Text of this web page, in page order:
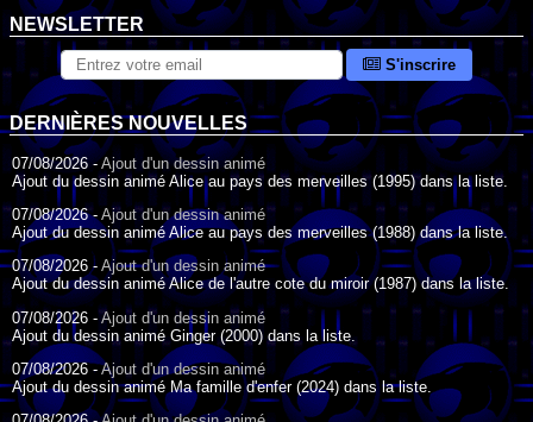
NEWSLETTER
S'inscrire
DERNIÈRES NOUVELLES
07/08/2026 -Ajout d'un dessin animé
Ajout du dessin animé Alice au pays des merveilles (1995) dans la liste.
07/08/2026 - Ajout d'un dessin animé
Ajout du dessin animé Alice au pays des merveilles (1988) dans la liste.
07/08/2026 - Ajout d'un dessin animé
Ajout du dessin animé Alice de l'autre cote du miroir (1987) dans la liste.
07/08/2026 -Ajout d'un dessin animé
Ajout du dessin animé Ginger (2000) dans la liste.
07/08/2026 -Ajout d'un dessin animé
Ajout du dessin animé Ma famille d'enfer (2024) dans la liste.